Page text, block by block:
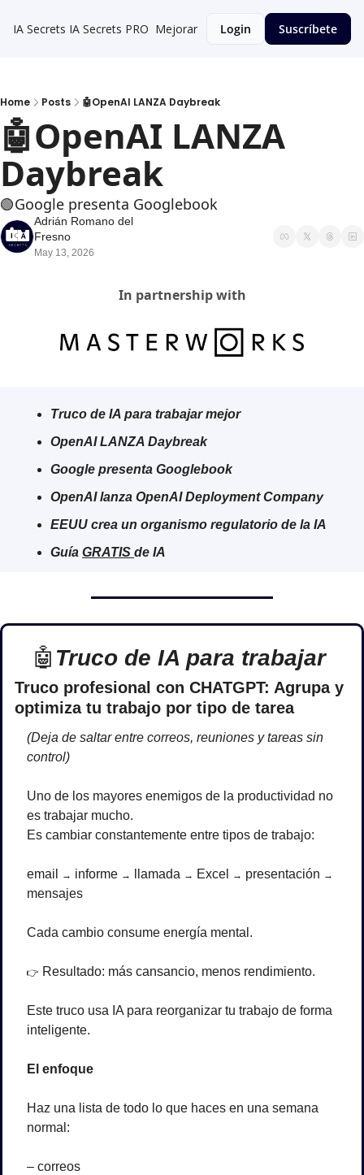
IA Secrets IA Secrets PRO Mejorar Login Suscríbete
Home Posts 🤖OpenAI LANZA Daybreak
🤖OpenAI LANZA
Daybreak
🟢Google presenta Googlebook
Adrián Romano del
Fresno
May 13, 2026
In partnership with
Truco de IA para trabajar mejor
OpenAI LANZA Daybreak
Google presenta Googlebook
OpenAI lanza OpenAI Deployment Company
EEUU crea un organismo regulatorio de la IA
Guía GRATIS de IA
🤖 Truco de IA para trabajar
Truco profesional con CHATGPT: Agrupa y
optimiza tu trabajo por tipo de tarea
(Deja de saltar entre correos, reuniones y tareas sin
control)
Uno de los mayores enemigos de la productividad no
es trabajar mucho.
Es cambiar constantemente entre tipos de trabajo:
email → informe → llamada → Excel → presentación →
mensajes
Cada cambio consume energía mental.
👉 Resultado: más cansancio, menos rendimiento.
Este truco usa IA para reorganizar tu trabajo de forma
inteligente.
El enfoque
Haz una lista de todo lo que haces en una semana
normal:
– correos